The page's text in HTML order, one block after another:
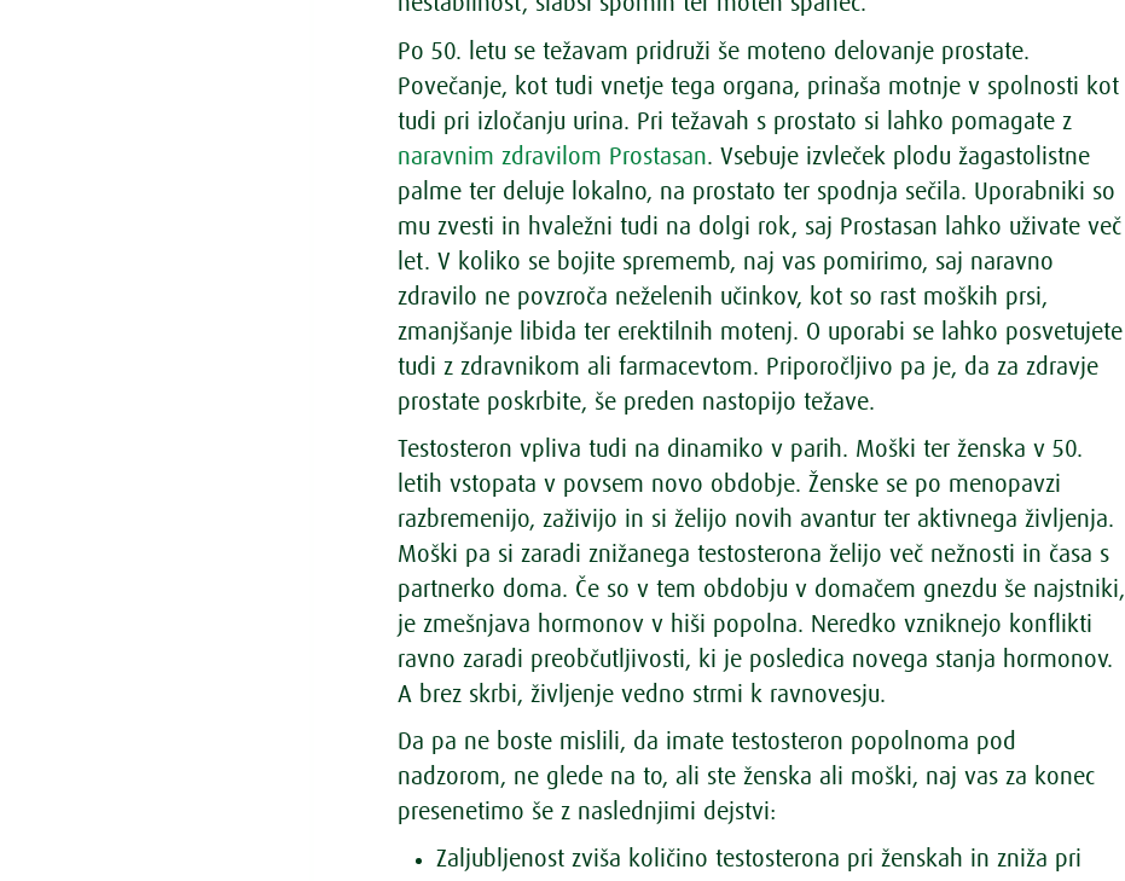
Po 50. letu se težavam pridruži še moteno delovanje prostate.
Povečanje, kot tudi vnetje tega organa, prinaša motnje v spolnosti kot
tudi pri izločanju urina. Pri težavah s prostato si lahko pomagate z
naravnim zdravilom Prostasan. Vsebuje izvleček plodu žagastolistne
palme ter deluje lokalno, na prostato ter spodnja sečila. Uporabniki so
mu zvesti in hvaležni tudi na dolgi rok, saj Prostasan lahko uživate več
let. V koliko se bojite sprememb, naj vas pomirimo, saj naravno
zdravilo ne povzroča neželenih učinkov, kot so rast moških prsi,
zmanjšanje libida ter erektilnih motenj. O uporabi se lahko posvetujete
tudi z zdravnikom ali farmacevtom. Priporočljivo pa je, da za zdravje
prostate poskrbite, še preden nastopijo težave.
Testosteron vpliva tudi na dinamiko v parih. Moški ter ženska v 50.
letih vstopata v povsem novo obdobje. Ženske se po menopavzi
razbremenijo, zaživijo in si želijo novih avantur ter aktivnega življenja.
Moški pa si zaradi znižanega testosterona želijo več nežnosti in časa s
partnerko doma. Če so v tem obdobju v domačem gnezdu še najstniki,
je zmešnjava hormonov v hiši popolna. Neredko vzniknejo konflikti
ravno zaradi preobčutljivosti, ki je posledica novega stanja hormonov.
A brez skrbi, življenje vedno strmi k ravnovesju.
Da pa ne boste mislili, da imate testosteron popolnoma pod
nadzorom, ne glede na to, ali ste ženska ali moški, naj vas za konec
presenetimo še z naslednjimi dejstvi:
Zaljubljenost zviša količino testosterona pri ženskah in zniža pri